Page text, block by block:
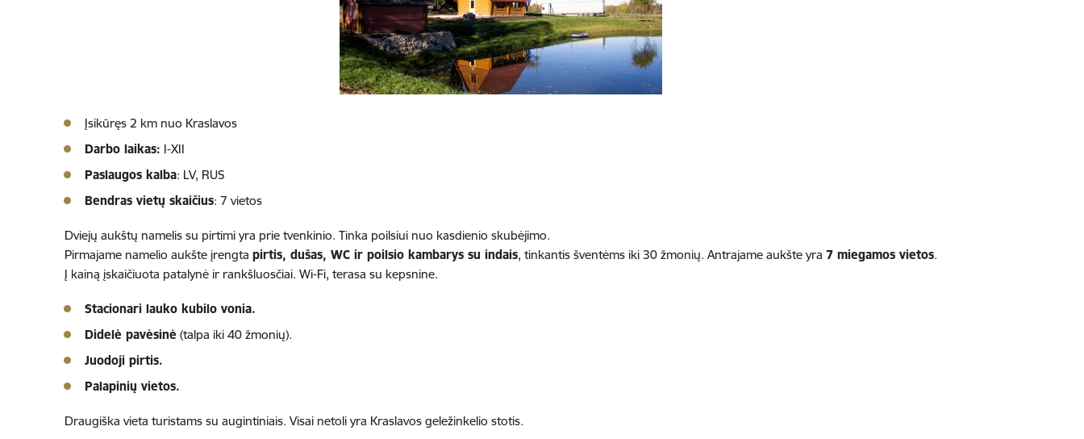
Įsikūręs 2 km nuo Kraslavos
Darbo laikas: I-XII
Paslaugos kalba: LV, RUS
Bendras vietų skaičius: 7 vietos
Dviejų aukštų namelis su pirtimi yra prie tvenkinio. Tinka poilsiui nuo kasdienio skubėjimo.
Pirmajame namelio aukšte įrengta pirtis, dušas, WC ir poilsio kambarys su indais, tinkantis šventėms iki 30 žmonių. Antrajame aukšte yra 7 miegamos vietos.
Į kainą įskaičiuota patalynė ir rankšluosčiai. Wi-Fi, terasa su kepsnine.
Stacionari lauko kubilo vonia.
Didelė pavėsinė(talpa iki 40 žmonių).
Juodoji pirtis.
Palapinių vietos.
Draugiška vieta turistams su augintiniais. Visai netoli yra Kraslavos geležinkelio stotis.